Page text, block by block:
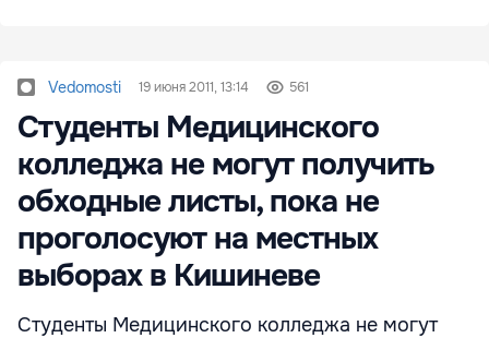
Vedomosti 19 июня 2011, 13:14 561
Студенты Медицинского
колледжа не могут получить
обходные листы, пока не
проголосуют на местных
выборах в Кишиневе
Студенты Медицинского колледжа не могут